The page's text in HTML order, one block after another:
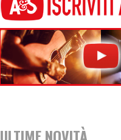
ULTIME NOVITÀ